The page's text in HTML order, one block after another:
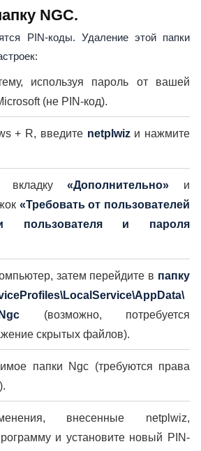
NGC.
PIN-коды. Удаление этой папки
используя пароль от вашей
(не PIN-код).
+ R, введите netplwizи нажмите
вкладку«Дополнительно» и
«Требовать от пользователей
пользователя и пароля
затем перейдите в папку
(возможно, потребуется
скрытых файлов).
папки Ngc (требуются права
внесенные netplwiz,
и установите новый PIN-